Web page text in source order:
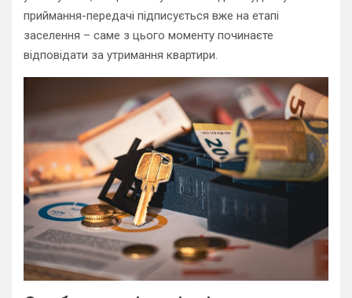
приймання-передачі підписується вже на етапі
заселення – саме з цього моменту починаєте
відповідати за утримання квартири.